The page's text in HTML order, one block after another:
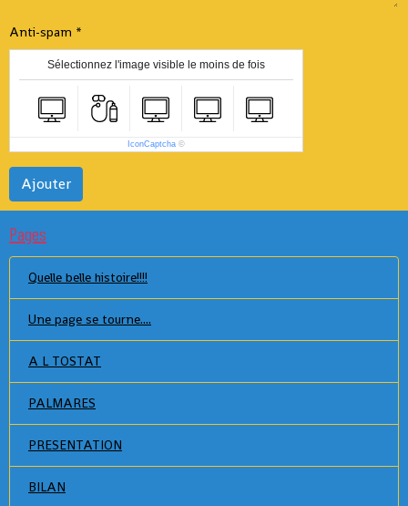
Anti-spam
Sélectionnez l'image visible le moins de fois
IconCaptcha ©
Ajouter
Pages
Quelle belle histoire!!!!
Une page se tourne....
A L TOSTAT
PALMARES
PRESENTATION
BILAN